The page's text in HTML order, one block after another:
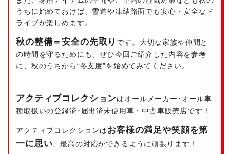
うちに始めておけば、雪道や凍結路面でも安心・安全なド
ライブが楽しめます。
秋の整備＝安全の先取り です。大切な家族や仲間と
の時間を守るためにも、ぜひ今回ご紹介した内容を参考
に、秋のうちから“冬支度”を始めてみてください。
アクティブコレクションはオールメーカー･オール車
種取扱いの登録済･届出済未使用車・中古車販売店です！
アクティブコレクションはお客様の満足や笑顔を第
一に思い 、最高の対応ができるように頑張ります！